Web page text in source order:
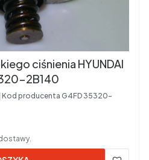
ciśnienia HYUNDAI
G4FD 35320-2B140
Kod producenta G4FD 35320-